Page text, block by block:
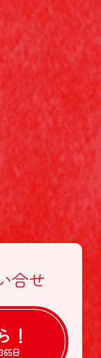
合せ
！
日